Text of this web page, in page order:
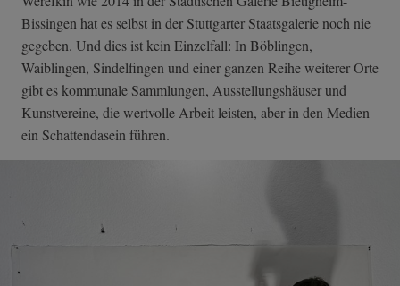
Bissingen hat es selbst in der Stuttgarter Staatsgalerie noch nie
gegeben. Und dies ist kein Einzelfall: In Böblingen,
Waiblingen, Sindelfingen und einer ganzen Reihe weiterer Orte
gibt es kommunale Sammlungen, Ausstellungshäuser und
Kunstvereine, die wertvolle Arbeit leisten, aber in den Medien
ein Schattendasein führen.